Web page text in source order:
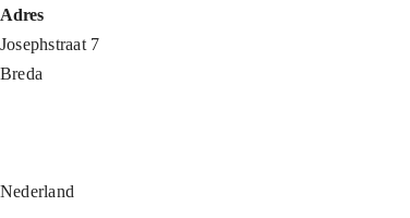
Ga
naar
inhoud
Adres
Josephstraat 7
Breda
Nederland